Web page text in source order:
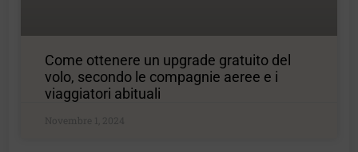
Come ottenere un upgrade gratuito del
volo, secondo le compagnie aeree e i
viaggiatori abituali
Novembre 1, 2024